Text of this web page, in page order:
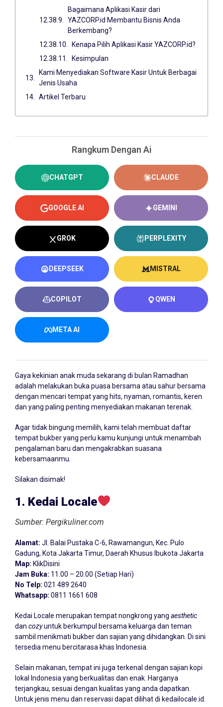
Bagaimana Aplikasi Kasir dari
YAZCORP.id Membantu Bisnis Anda
Berkembang?
Kenapa Pilih Aplikasi Kasir YAZCORP.id?
Kesimpulan
Kami Menyediakan Software Kasir Untuk Berbagai
Jenis Usaha
Artikel Terbaru
Rangkum Dengan Ai
CHATGPT CLAUDE
GOOGLE AI GEMINI
GROK PERPLEXITY
DEEPSEEK MISTRAL
COPILOT QWEN
META AI
Gaya kekinian anak muda sekarang di bulan Ramadhan
adalah melakukan buka puasa bersama atau sahur bersama
dengan mencari tempat yang hits, nyaman, romantis, keren
dan yang paling penting menyediakan makanan terenak.
Agar tidak bingung memilih, kami telah membuat daftar
tempat bukber yang perlu kamu kunjungi untuk menambah
pengalaman baru dan mengakrabkan suasana
kebersamaanmu.
Silakan disimak!
1. Kedai Locale
Sumber: Pergikuliner.com
Alamat: Jl. Balai Pustaka C-6, Rawamangun, Kec. Pulo
Gadung, Kota Jakarta Timur, Daerah Khusus Ibukota Jakarta
Map: KlikDisini
Jam Buka: 11.00 – 20.00 (Setiap Hari)
No Telp: 021 489 2640
Whatsapp: 0811 1661 608
Kedai Locale merupakan tempat nongkrong yang aesthetic
dan cozyuntuk berkumpul bersama keluarga dan teman
sambil menikmati bukber dan sajian yang dihidangkan. Di sini
tersedia menu bercitarasa khas Indonesia.
Selain makanan, tempat ini juga terkenal dengan sajian kopi
lokal Indonesia yang berkualitas dan enak. Harganya
terjangkau, sesuai dengan kualitas yang anda dapatkan.
Untuk jenis menu dan reservasi dapat dilihat di kedailocale.id.